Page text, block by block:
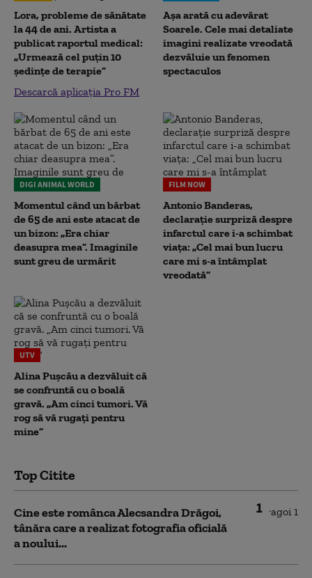
Lora, probleme de sănătate
la 44 de ani. Artista a
publicat raportul medical:
„Urmează cel puțin 10
ședințe de terapie”
Descarcă aplicația Pro FM
Așa arată cu adevărat
Soarele. Cele mai detaliate
imagini realizate vreodată
dezvăluie un fenomen
spectaculos
DIGI ANIMAL WORLD
Momentul când un bărbat
de 65 de ani este atacat de
un bizon: „Era chiar
deasupra mea”. Imaginile
sunt greu de urmărit
FILM NOW
Antonio Banderas,
declarație surpriză despre
infarctul care i-a schimbat
viața: „Cel mai bun lucru
care mi s-a întâmplat
vreodată”
UTV
Alina Pușcău a dezvăluit că
se confruntă cu o boală
gravă. „Am cinci tumori. Vă
rog să vă rugați pentru
mine”
Top Citite
1
Cine este românca Alecsandra Drăgoi,
tânăra care a realizat fotografia oficială
a noului...